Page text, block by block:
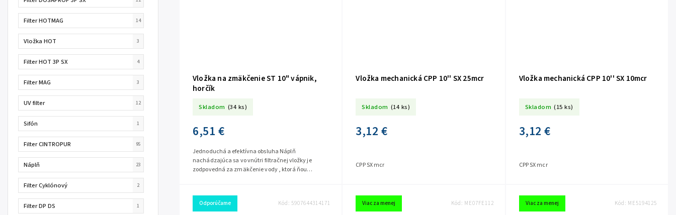
Filter HOTMAG 14
Vložka HOT 3
Filter HOT 3P SX 4
Filter MAG 3
UV filter 12
Sifón 1
Filter CINTROPUR 95
Náplň 23
Filter Cyklónový 2
Filter DP DS 1
Vložka na zmäkčenie ST 10" vápnik,
horčík
Skladom (34 ks)
6,51 €
Jednoduchá a efektívna obsluha Náplň
nachádzajúca sa vo vnútri filtračnej vložky je
zodpovedná za zmäkčenie vody , ktorá ňou
Vložka mechanická CPP 10'' SX 25mcr
Skladom (14 ks)
3,12 €
CPP SX mcr
Vložka mechanická CPP 10'' SX 10mcr
Skladom (15 ks)
3,12 €
CPP SX mcr
Odporúčame Kód: 5907644314171 Viac za menej Kód: ME07FE112 Viac za menej Kód: ME5194125